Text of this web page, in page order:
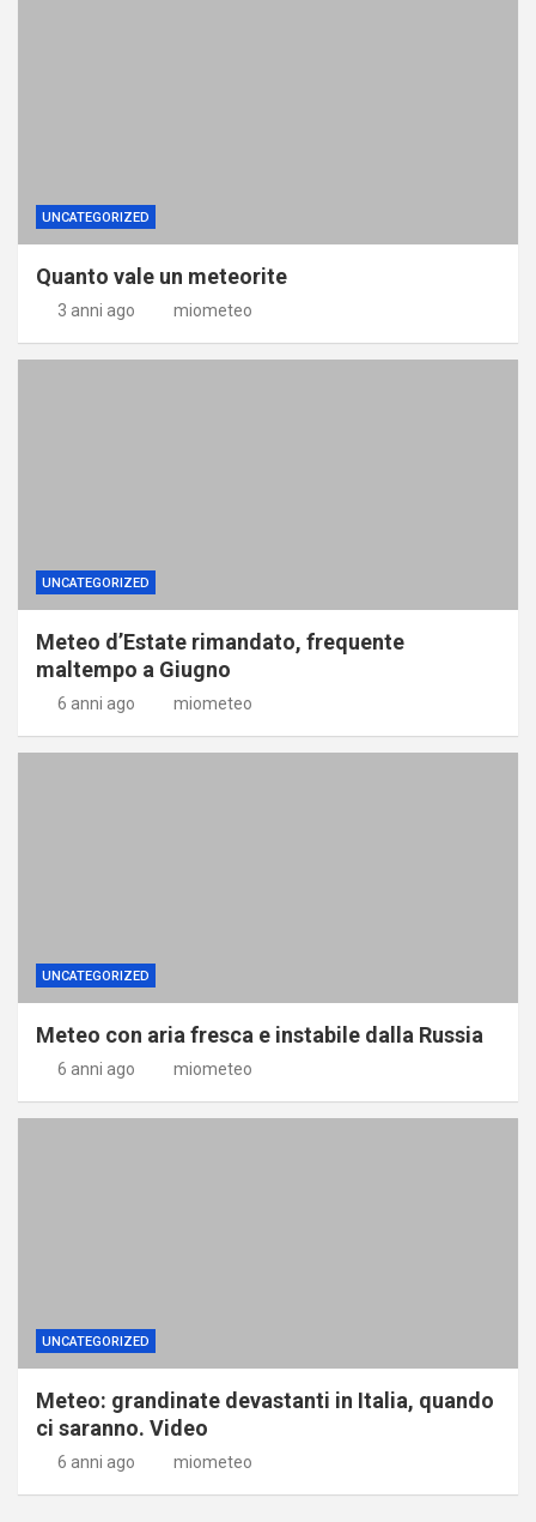
UNCATEGORIZED
Quanto vale un meteorite
3 anni ago miometeo
UNCATEGORIZED
Meteo d’Estate rimandato, frequente
maltempo a Giugno
6 anni ago miometeo
UNCATEGORIZED
Meteo con aria fresca e instabile dalla Russia
6 anni ago miometeo
UNCATEGORIZED
Meteo: grandinate devastanti in Italia, quando
ci saranno. Video
6 anni ago miometeo